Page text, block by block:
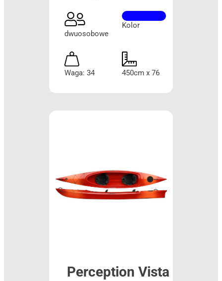
dwuosobowe
Kolor
Waga: 34
450cm x 76
Perception Vista